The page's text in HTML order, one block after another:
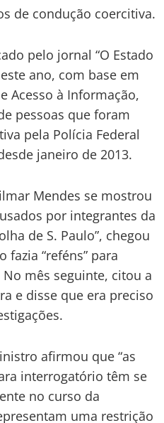
de condução coercitiva.
pelo jornal “O Estado
ano, com base em
Acesso à Informação,
pessoas que foram
pela Polícia Federal
janeiro de 2013.
Mendes se mostrou
por integrantes da
de S. Paulo”, chegou
fazia “reféns” para
mês seguinte, citou a
e disse que era preciso
afirmou que “as
interrogatório têm se
no curso da
uma restrição